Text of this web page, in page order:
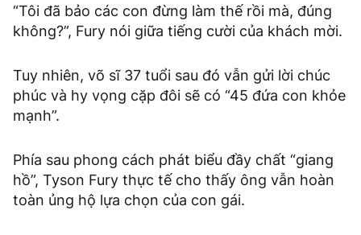
“Tôi đã bảo các con đừng làm thế rồi mà, đúng
không?”, Fury nói giữa tiếng cười của khách mời.
Tuy nhiên, võ sĩ 37 tuổi sau đó vẫn gửi lời chúc
phúc và hy vọng cặp đôi sẽ có “45 đứa con khỏe
mạnh”.
Phía sau phong cách phát biểu đầy chất “giang
hồ”, Tyson Fury thực tế cho thấy ông vẫn hoàn
toàn ủng hộ lựa chọn của con gái.